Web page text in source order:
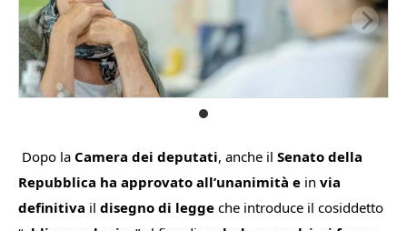
Dopo la Camera dei deputati, anche il Senato della
Repubblica ha approvato all’unanimità e in via
definitiva il disegno di legge che introduce il cosiddetto